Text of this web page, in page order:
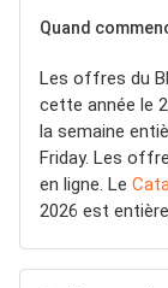
Quand
Les offres du
cette année le
la semaine
Friday. Les
en ligne. Le
2026 est